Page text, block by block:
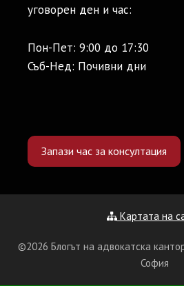
уговорен ден и час:
Пон-Пет: 9:00 до 17:30
Съб-Нед: Почивни дни
Запази час за консултация
Картата на
©2026 Блогът на адвокатска
София